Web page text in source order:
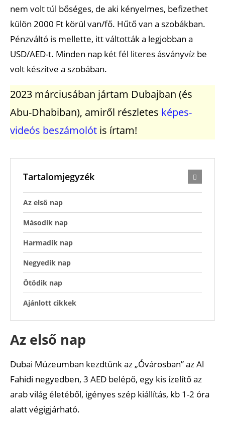
nem volt túl bőséges, de aki kényelmes, befizethet
külön 2000 Ft körül van/fő. Hűtő van a szobákban.
Pénzváltó is mellette, itt váltották a legjobban a
USD/AED-t. Minden nap két fél literes ásványvíz be
volt készítve a szobában.
2023 márciusában jártam Dubajban (és
Abu-Dhabiban), amiről részletes képes-
videós beszámolót is írtam!
Tartalomjegyzék
Az első nap
Második nap
Harmadik nap
Negyedik nap
Ötödik nap
Ajánlott cikkek
Az első nap
Dubai Múzeumban kezdtünk az „Óvárosban” az Al
Fahidi negyedben, 3 AED belépő, egy kis ízelítő az
arab világ életéből, igényes szép kiállítás, kb 1-2 óra
alatt végigjárható.